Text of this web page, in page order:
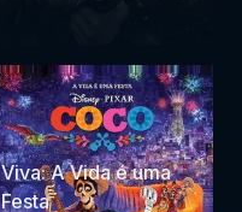
Viva: A Vida é uma
Festa